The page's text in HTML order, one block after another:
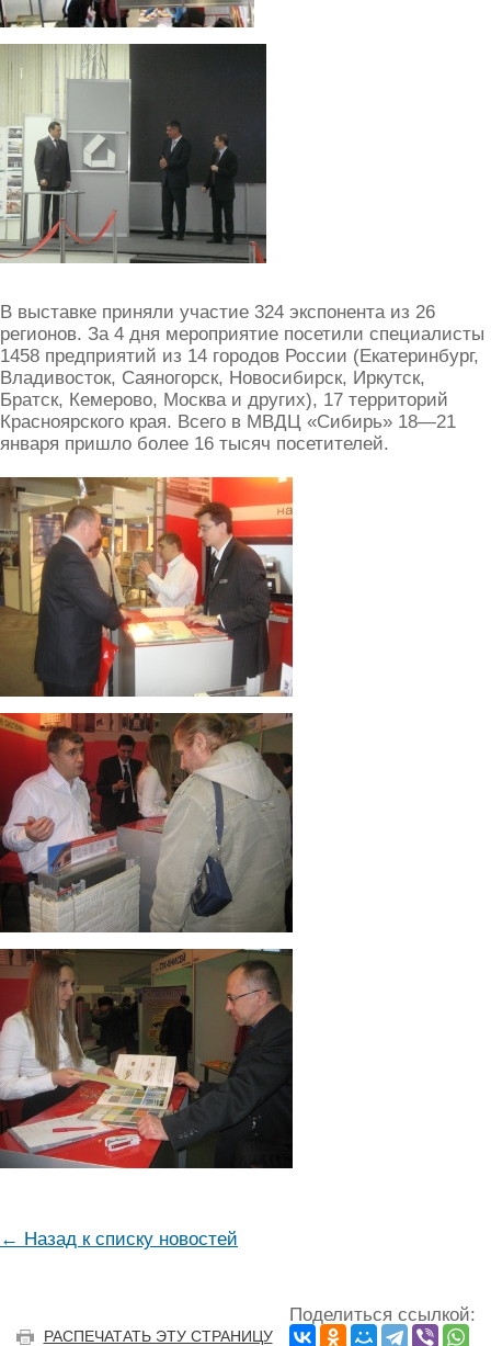
В выставке приняли участие 324 экспонента из 26
регионов. За 4 дня мероприятие посетили специалисты
1458 предприятий из 14 городов России (Екатеринбург,
Владивосток, Саяногорск, Новосибирск, Иркутск,
Братск, Кемерово, Москва и других), 17 территорий
Красноярского края. Всего в МВДЦ «Сибирь» 18—21
января пришло более 16 тысяч посетителей.
← Назад к списку новостей
РАСПЕЧАТАТЬ ЭТУ СТРАНИЦУ
Поделиться ссылкой: